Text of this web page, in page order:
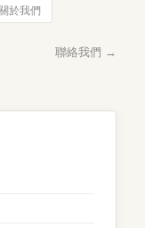
關於我們
聯絡我們 →